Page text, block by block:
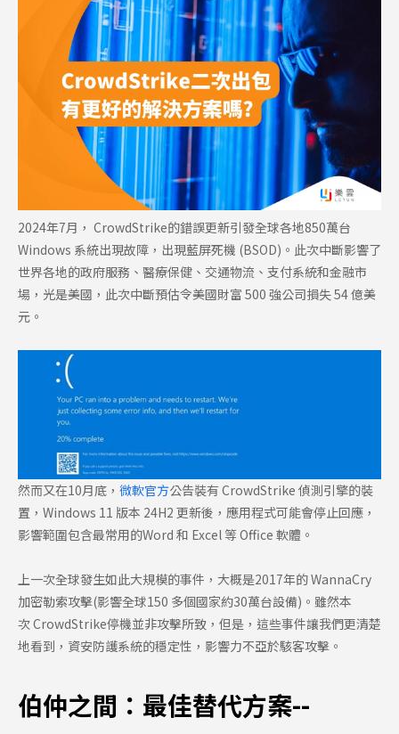
2024年7月， CrowdStrike的錯誤更新引發全球各地850萬台
Windows 系統出現故障，出現藍屏死機 (BSOD)。此次中斷影響了
世界各地的政府服務、醫療保健、交通物流、支付系統和金融市
場，光是美國，此次中斷預估令美國財富 500 強公司損失 54 億美
元。
然而又在10月底， 微軟官方公告裝有 CrowdStrike 偵測引擎的裝
置，Windows 11 版本 24H2 更新後，應用程式可能會停止回應，
影響範圍包含最常用的Word 和 Excel 等 Office 軟體。
上一次全球發生如此大規模的事件，大概是2017年的 WannaCry
加密勒索攻擊(影響全球150 多個國家約30萬台設備)。雖然本
次 CrowdStrike停機並非攻擊所致，但是，這些事件讓我們更清楚
地看到，資安防護系統的穩定性，影響力不亞於駭客攻擊。
伯仲之間：最佳替代方案--